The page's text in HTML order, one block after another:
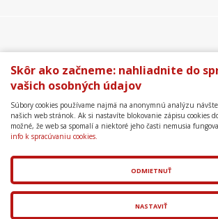
Všeobecné obchodné podmienky
Ochrana osobných údajov
Formulár na odstúpenie
Copyright © 2018 - 2026 Business
s.r.o.
aredakčný systém
spol. s r.o.
Skôr ako začneme: nahliadnite do
vašich osobných údajov
Súbory cookies používame najmä na anonymnú analýzu
našich web stránok. Ak si nastavíte blokovanie zápisu cookies
možné, že web sa spomalí a niektoré jeho časti nemusia
info k spracúvaniu cookies.
ODMIETNUŤ
NASTAVIŤ